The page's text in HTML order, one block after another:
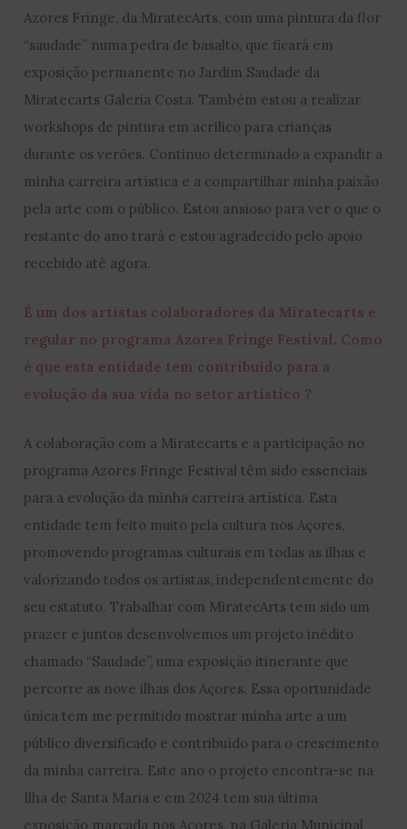
Azores Fringe, da MiratecArts, com uma pintura da flor
“saudade” numa pedra de basalto, que ficará em
exposição permanente no Jardim Saudade da
Miratecarts Galeria Costa. Também estou a realizar
workshops de pintura em acrílico para crianças
durante os verões. Continuo determinado a expandir a
minha carreira artística e a compartilhar minha paixão
pela arte com o público. Estou ansioso para ver o que o
restante do ano trará e estou agradecido pelo apoio
recebido até agora.
É um dos artistas colaboradores da Miratecarts e
regular no programa Azores Fringe Festival. Como
é que esta entidade tem contribuído para a
evolução da sua vida no setor artístico ?
A colaboração com a Miratecarts e a participação no
programa Azores Fringe Festival têm sido essenciais
para a evolução da minha carreira artística. Esta
entidade tem feito muito pela cultura nos Açores,
promovendo programas culturais em todas as ilhas e
valorizando todos os artistas, independentemente do
seu estatuto. Trabalhar com MiratecArts tem sido um
prazer e juntos desenvolvemos um projeto inédito
chamado “Saudade”, uma exposição itinerante que
percorre as nove ilhas dos Açores. Essa oportunidade
única tem me permitido mostrar minha arte a um
público diversificado e contribuído para o crescimento
da minha carreira. Este ano o projeto encontra-se na
Ilha de Santa Maria e em 2024 tem sua última
exposição marcada nos Açores, na Galeria Municipal